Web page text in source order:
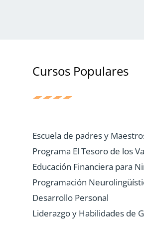
Cursos Populares
Escuela de padres y
Programa El Tesoro de los
Educación Financiera para
Programación
Desarrollo Personal
Liderazgo y Habilidades de